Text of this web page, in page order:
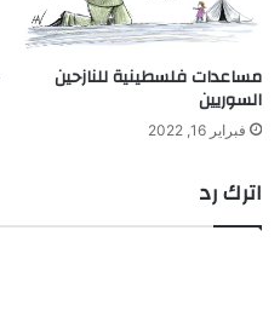
مساعدات فلسطينية للنازحين
السوريين
فبراير 16, 2022
اترك رد